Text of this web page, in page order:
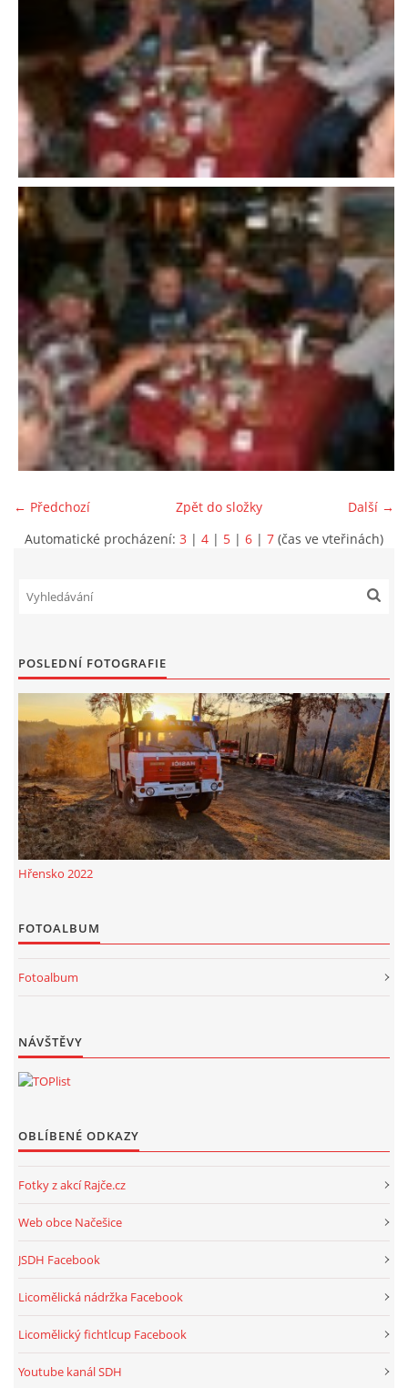
← Předchozí Další →
Zpět do složky
Automatické procházení: 3 | 4 | 5 | 6 | 7 (čas ve vteřinách)
POSLEDNÍ FOTOGRAFIE
Hřensko 2022
FOTOALBUM
Fotoalbum
NÁVŠTĚVY
OBLÍBENÉ ODKAZY
Fotky z akcí Rajče.cz
Web obce Načešice
JSDH Facebook
Licomělická nádržka Facebook
Licomělický fichtlcup Facebook
Youtube kanál SDH